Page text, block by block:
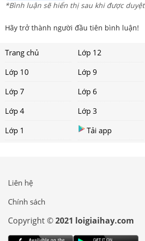
*Bình luận sẽ hiển thị sau khi được duyệt
Hãy trở thành người đầu tiên bình luận!
Trang chủ Lớp 12
Lớp 10
Lớp 9
Lớp 7
Lớp 6
Lớp 4
Lớp 3
Lớp 1
Tải app
Liên hệ
Chính sách
Copyright ©2021 loigiaihay.com